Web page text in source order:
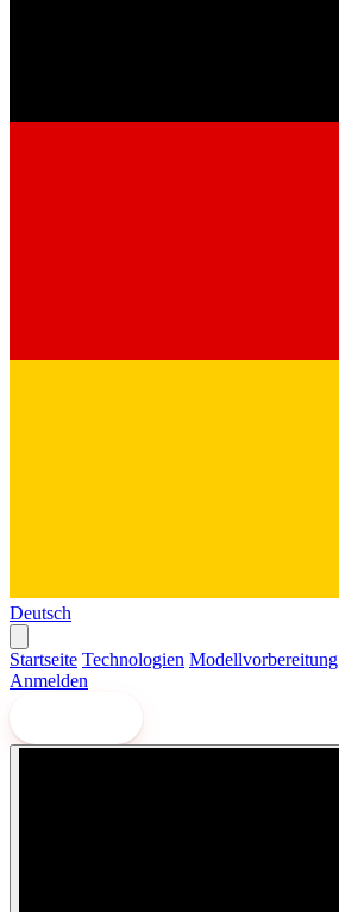
Deutsch
Startseite Technologien Modellvorbereitung
Anmelden